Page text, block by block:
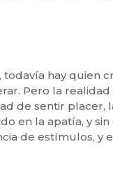
todavía hay
Pero la
de sentir
en la apatía, y
de estímulos, y